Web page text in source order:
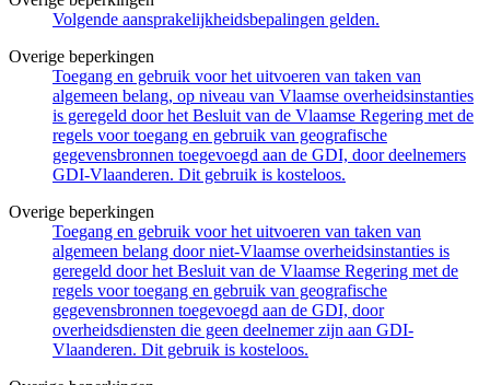
Volgende aansprakelijkheidsbepalingen gelden.
Overige beperkingen
Toegang en gebruik voor het uitvoeren van taken van
algemeen belang, op niveau van Vlaamse overheidsinstanties
is geregeld door het Besluit van de Vlaamse Regering met de
regels voor toegang en gebruik van geografische
gegevensbronnen toegevoegd aan de GDI, door deelnemers
GDI-Vlaanderen. Dit gebruik is kosteloos.
Overige beperkingen
Toegang en gebruik voor het uitvoeren van taken van
algemeen belang door niet-Vlaamse overheidsinstanties is
geregeld door het Besluit van de Vlaamse Regering met de
regels voor toegang en gebruik van geografische
gegevensbronnen toegevoegd aan de GDI, door
overheidsdiensten die geen deelnemer zijn aan GDI-
Vlaanderen. Dit gebruik is kosteloos.